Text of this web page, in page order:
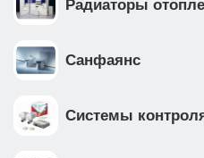
Радиаторы
Санфаянс
Системы